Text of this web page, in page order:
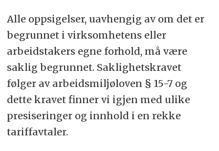
Alle oppsigelser, uavhengig av om det er
begrunnet i virksomhetens eller
arbeidstakers egne forhold, må være
saklig begrunnet. Saklighetskravet
følger av arbeidsmiljøloven § 15-7 og
dette kravet finner vi igjen med ulike
presiseringer og innhold i en rekke
tariffavtaler.